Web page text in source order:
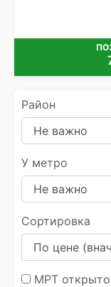
Район
У метро
Сортировка
МРТ